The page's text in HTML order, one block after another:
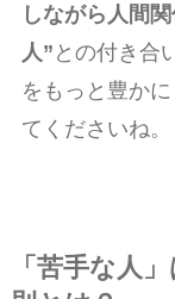
しながら人間
人” との付き合
をもっと豊か
てくださいね。
「苦手な人